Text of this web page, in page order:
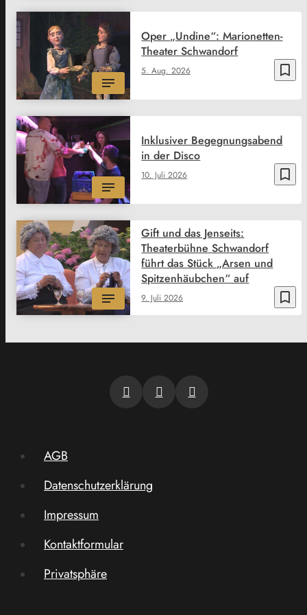
bookmark_border
5. Aug. 2026
Oper „Undine“: Marionetten-
Theater Schwandorf
bookmark_border
10. Juli 2026
Inklusiver Begegnungsabend
in der Disco
bookmark_border
9. Juli 2026
Gift und das Jenseits:
Theaterbühne Schwandorf
führt das Stück „Arsen und
Spitzenhäubchen“ auf
AGB
Datenschutzerklärung
Impressum
Kontaktformular
Privatsphäre